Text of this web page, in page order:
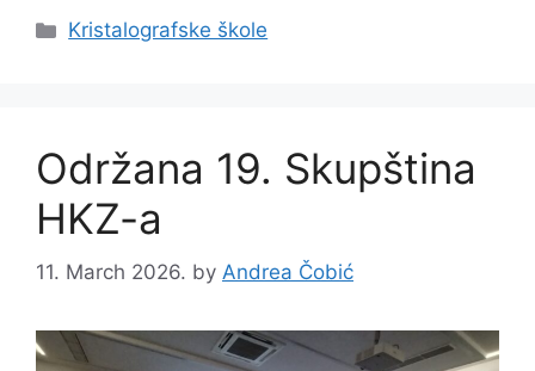
Categories
Kristalografske škole
Održana 19. Skupština
HKZ-a
11. March 2026. by Andrea Čobić